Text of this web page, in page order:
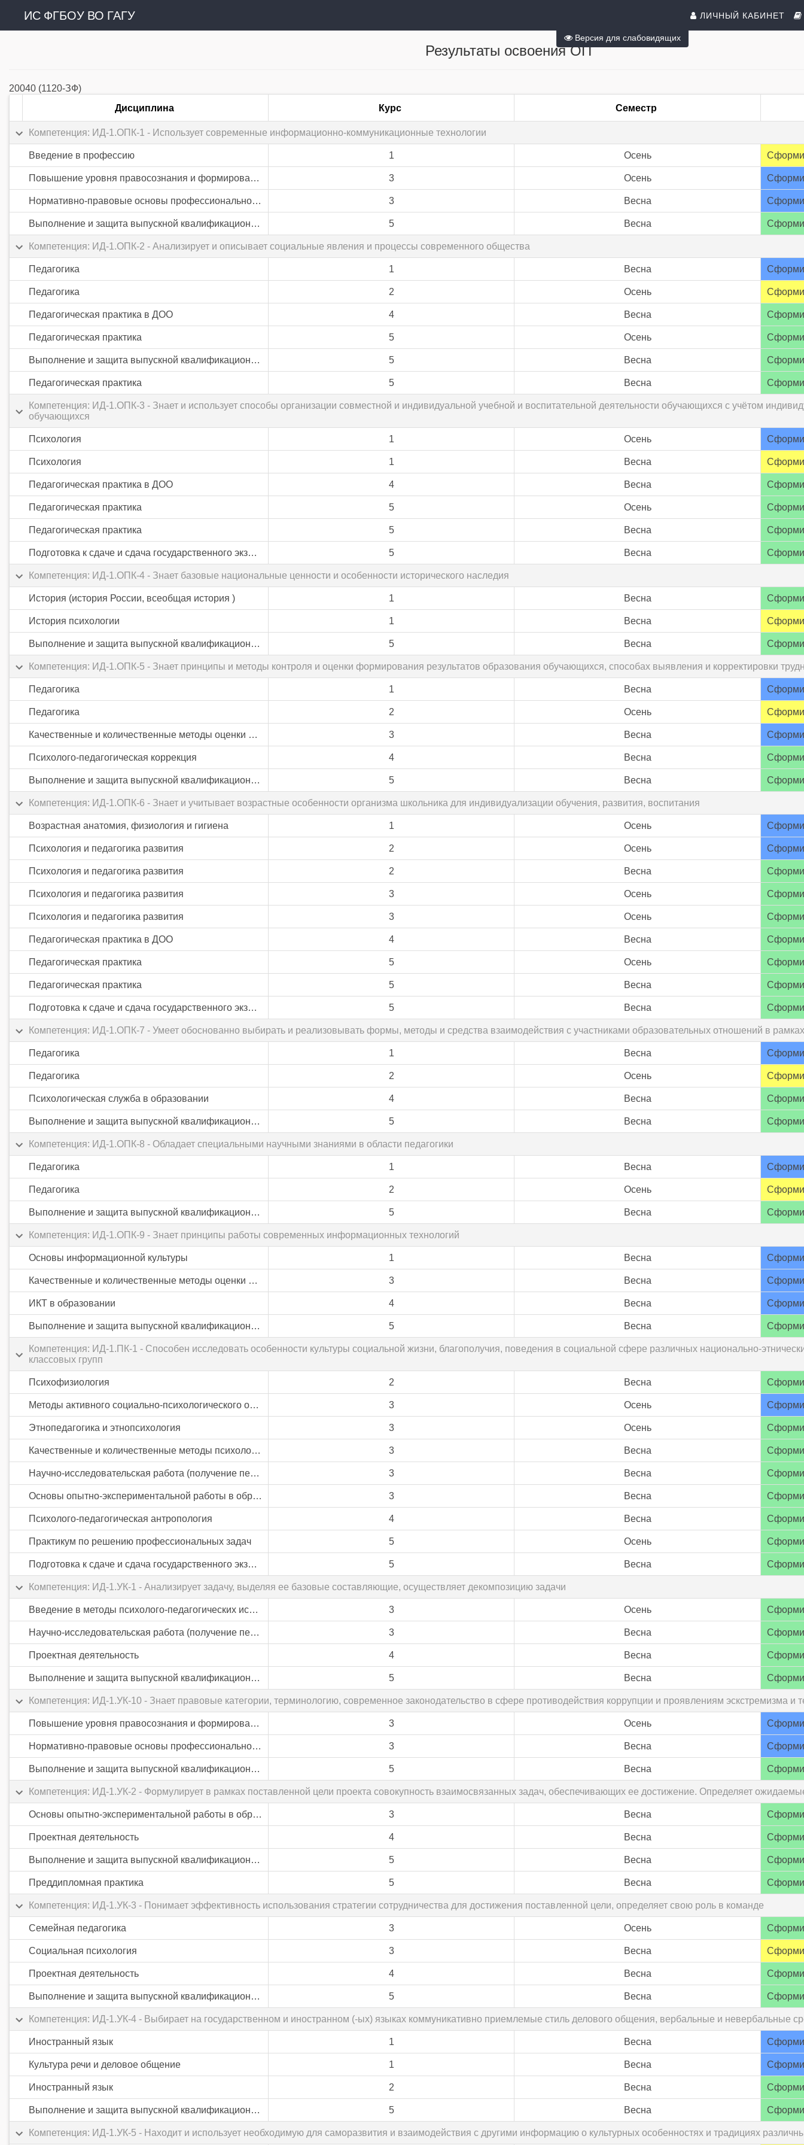
ИС ФГБОУ ВО ГАГУ ЛИЧНЫЙ КАБИНЕТ
Результаты освоения ОП
20040 (1120-ЗФ)
Дисциплина
Курс Семестр
Компетенция: ИД-1.ОПК-1 - Использует современные информационно-коммуникационные технологии
Введение в профессию 1 Осень
Повышение уровня правосознания и формирования антикоррупционных стандартов поведения 3 Осень
Нормативно-правовые основы профессиональной деятельности 3 Весна
Выполнение и защита выпускной квалификационной работы 5 Весна
Компетенция: ИД-1.ОПК-2 - Анализирует и описывает социальные явления и процессы современного общества
Педагогика 1 Весна
Педагогика 2 Осень
Педагогическая практика в ДОО 4 Весна
Педагогическая практика 5 Осень
Выполнение и защита выпускной квалификационной работы 5 Весна
Педагогическая практика 5 Весна
Компетенция: ИД-1.ОПК-3 - Знает и использует способы организации совместной и индивидуальной учебной и воспитательной деятельности обучающихся с учётом
обучающихся
Психология 1 Осень
Психология 1 Весна
Педагогическая практика в ДОО 4 Весна
Педагогическая практика 5 Осень
Педагогическая практика 5 Весна
Подготовка к сдаче и сдача государственного экзамена 5 Весна
Компетенция: ИД-1.ОПК-4 - Знает базовые национальные ценности и особенности исторического наследия
История (история России, всеобщая история ) 1 Весна
История психологии 1 Весна
Выполнение и защита выпускной квалификационной работы 5 Весна
Компетенция: ИД-1.ОПК-5 - Знает принципы и методы контроля и оценки формирования результатов образования обучающихся, способах выявления и корректировки
Педагогика 1 Весна
Педагогика 2 Осень
Качественные и количественные методы оценки результатов обучения 3 Весна
Психолого-педагогическая коррекция 4 Весна
Выполнение и защита выпускной квалификационной работы 5 Весна
Компетенция: ИД-1.ОПК-6 - Знает и учитывает возрастные особенности организма школьника для индивидуализации обучения, развития, воспитания
Возрастная анатомия, физиология и гигиена 1 Осень
Психология и педагогика развития 2 Осень
Психология и педагогика развития 2 Весна
Психология и педагогика развития 3 Осень
Психология и педагогика развития 3 Осень
Педагогическая практика в ДОО 4 Весна
Педагогическая практика 5 Осень
Педагогическая практика 5 Весна
Подготовка к сдаче и сдача государственного экзамена 5 Весна
Компетенция: ИД-1.ОПК-7 - Умеет обоснованно выбирать и реализовывать формы, методы и средства взаимодействия с участниками образовательных отношений в
Педагогика 1 Весна
Педагогика 2 Осень
Психологическая служба в образовании 4 Весна
Выполнение и защита выпускной квалификационной работы 5 Весна
Компетенция: ИД-1.ОПК-8 - Обладает специальными научными знаниями в области педагогики
Педагогика 1 Весна
Педагогика 2 Осень
Выполнение и защита выпускной квалификационной работы 5 Весна
Компетенция: ИД-1.ОПК-9 - Знает принципы работы современных информационных технологий
Основы информационной культуры 1 Весна
Качественные и количественные методы оценки результатов обучения 3 Весна
ИКТ в образовании 4 Весна
Выполнение и защита выпускной квалификационной работы 5 Весна
Компетенция: ИД-1.ПК-1 - Способен исследовать особенности культуры социальной жизни, благополучия, поведения в социальной сфере различных национально-
классовых групп
Психофизиология 2 Весна
Методы активного социально-психологического обучения 3 Осень
Этнопедагогика и этнопсихология 3 Осень
Качественные и количественные методы психолого-педагогических исследований 3 Весна
Научно-исследовательская работа (получение первичных навыков научно-исследовательской работы) 3 Весна
Основы опытно-экспериментальной работы в образовании 3 Весна
Психолого-педагогическая антропология 4 Весна
Практикум по решению профессиональных задач 5 Осень
Подготовка к сдаче и сдача государственного экзамена 5 Весна
Компетенция: ИД-1.УК-1 - Анализирует задачу, выделяя ее базовые составляющие, осуществляет декомпозицию задачи
Введение в методы психолого-педагогических исследований 3 Осень
Научно-исследовательская работа (получение первичных навыков научно-исследовательской работы) 3 Весна
Проектная деятельность 4 Весна
Выполнение и защита выпускной квалификационной работы 5 Весна
Компетенция: ИД-1.УК-10 - Знает правовые категории, терминологию, современное законодательство в сфере противодействия коррупции и проявлениям эскстремизма и
Повышение уровня правосознания и формирования антикоррупционных стандартов поведения 3 Осень
Нормативно-правовые основы профессиональной деятельности 3 Весна
Выполнение и защита выпускной квалификационной работы 5 Весна
Компетенция: ИД-1.УК-2 - Формулирует в рамках поставленной цели проекта совокупность взаимосвязанных задач, обеспечивающих ее достижение. Определяет
Основы опытно-экспериментальной работы в образовании 3 Весна
Проектная деятельность 4 Весна
Выполнение и защита выпускной квалификационной работы 5 Весна
Преддипломная практика 5 Весна
Компетенция: ИД-1.УК-3 - Понимает эффективность использования стратегии сотрудничества для достижения поставленной цели, определяет свою роль в команде
Семейная педагогика 3 Осень
Социальная психология 3 Весна
Проектная деятельность 4 Весна
Выполнение и защита выпускной квалификационной работы 5 Весна
Компетенция: ИД-1.УК-4 - Выбирает на государственном и иностранном (-ых) языках коммуникативно приемлемые стиль делового общения, вербальные и невербальные
Иностранный язык 1 Весна
Культура речи и деловое общение 1 Весна
Иностранный язык 2 Весна
Выполнение и защита выпускной квалификационной работы 5 Весна
Компетенция: ИД-1.УК-5 - Находит и использует необходимую для саморазвития и взаимодействия с другими информацию о культурных особенностях и традициях
Версия для слабовидящих